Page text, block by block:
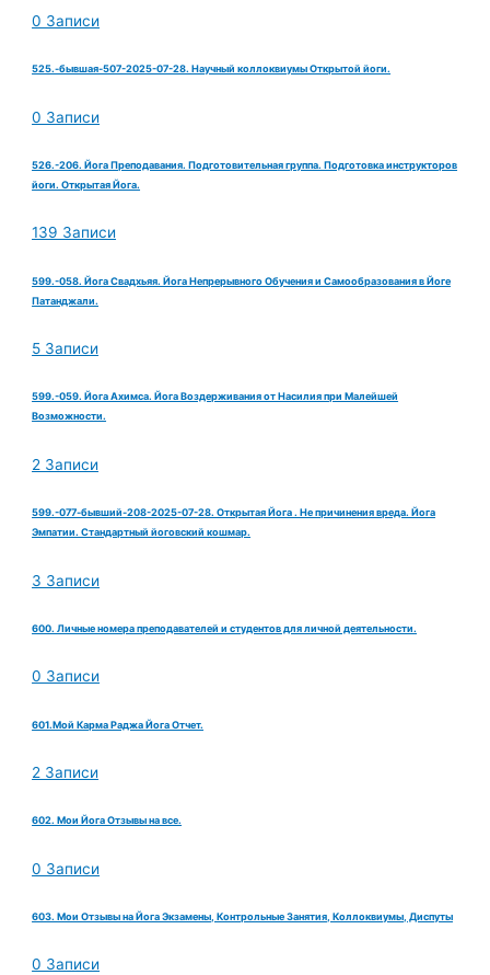
0 Записи
525.-бывшая-507-2025-07-28. Научный коллоквиумы Открытой йоги.
0 Записи
526.-206. Йога Преподавания. Подготовительная группа. Подготовка инструкторов
йоги. Открытая Йога.
139 Записи
599.-058. Йога Свадхьяя. Йога Непрерывного Обучения и Самообразования в Йоге
Патанджали.
5 Записи
599.-059. Йога Ахимса. Йога Воздерживания от Насилия при Малейшей
Возможности.
2 Записи
599.-077-бывший-208-2025-07-28. Открытая Йога . Не причинения вреда. Йога
Эмпатии. Стандартный йоговский кошмар.
3 Записи
600. Личные номера преподавателей и студентов для личной деятельности.
0 Записи
601.Мой Карма Раджа Йога Отчет.
2 Записи
602. Мои Йога Отзывы на все.
0 Записи
603. Мои Отзывы на Йога Экзамены, Контрольные Занятия, Коллоквиумы, Диспуты
0 Записи